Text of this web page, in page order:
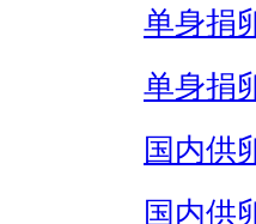
单身捐
单身捐
国内供
国内供